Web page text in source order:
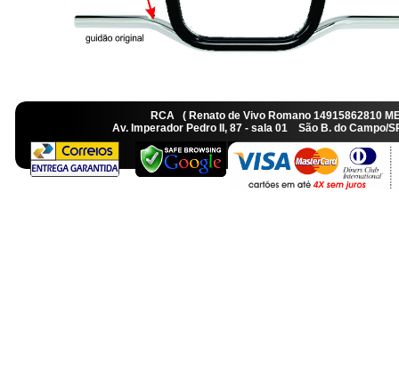
RCA ( Renato de Vivo Romano
Av. Imperador Pedro II, 87 - sala 01 São B. do